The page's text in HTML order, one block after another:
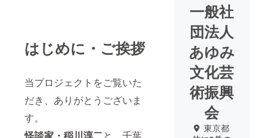
はじめに・ご挨拶
当プロジェクトをご覧いた
だき、ありがとうございま
す。
怪談家・ 稲川淳二と、千葉
一般社
団法人
あゆみ
文化芸
術振興
会
東京都